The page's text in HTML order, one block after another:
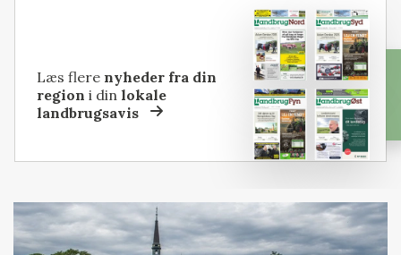
Læs flere nyheder fra din
region i dinlokale
landbrugsavis